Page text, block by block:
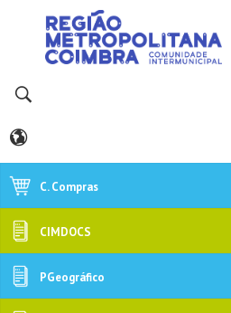
C. Compras
CIMDOCS
PGeográfico